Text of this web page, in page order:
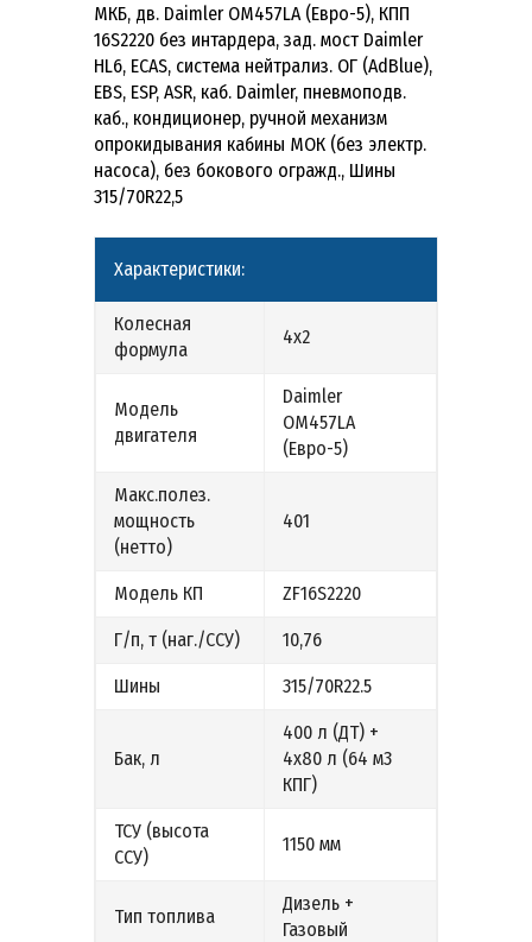
МКБ, дв. Daimler OM457LA (Евро-5), КПП
16S2220 без интардера, зад. мост Daimler
HL6, ECAS, система нейтрализ. ОГ (AdBlue),
EBS, ESP, ASR, каб. Daimler, пневмоподв.
каб., кондиционер, ручной механизм
опрокидывания кабины МОК (без электр.
насоса), без бокового огражд., Шины
315/70R22,5
Характеристики:
Колесная
формула
4х2
Модель
двигателя
Daimler
OM457LA
(Евро-5)
Макс.полез.
мощность
(нетто)
401
Модель КП ZF16S2220
Г/п, т (наг./ССУ) 10,76
Шины 315/70R22.5
Бак, л
400 л (ДТ) +
4х80 л (64 м3
КПГ)
ТСУ (высота
ССУ)
1150 мм
Тип топлива
Дизель +
Газовый